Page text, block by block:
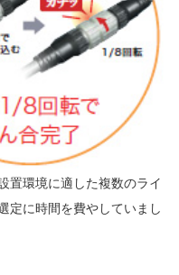
置環境に適した複数のライ
定に時間を費やしていまし